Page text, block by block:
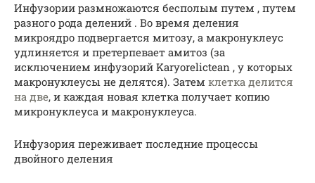
Инфузории размножаются бесполым путем , путем
разного рода делений . Во время деления
микроядро подвергается митозу, а макронуклеус
удлиняется и претерпевает амитоз (за
исключением инфузорий Karyorelictean , у которых
макронуклеусы не делятся). Затем клетка делится
на две, и каждая новая клетка получает копию
микронуклеуса и макронуклеуса.
Инфузория переживает последние процессы
двойного деления